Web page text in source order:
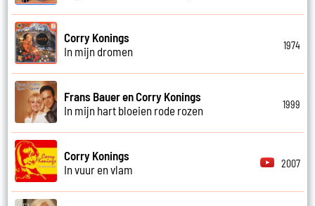
Corry Konings
In mijn dromen
1974
Frans Bauer en Corry Konings
In mijn hart bloeien rode rozen
1999
Corry Konings
In vuur en vlam
2007